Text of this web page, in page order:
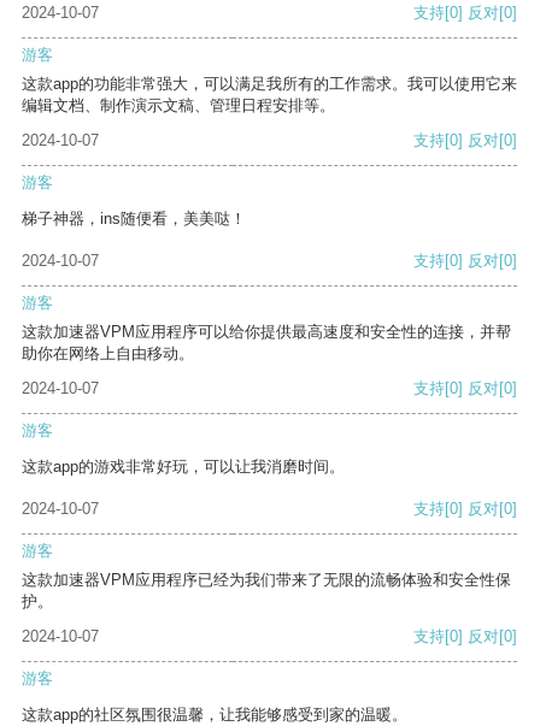
2024-10-07 支持[0] 反对[0]
游客
这款app的功能非常强大，可以满足我所有的工作需求。我可以使用它来
编辑文档、制作演示文稿、管理日程安排等。
2024-10-07
支持[0] 反对[0]
游客
梯子神器，ins随便看，美美哒！
2024-10-07 支持[0] 反对[0]
游客
这款加速器VPM应用程序可以给你提供最高速度和安全性的连接，并帮
助你在网络上自由移动。
2024-10-07
支持[0] 反对[0]
游客
这款app的游戏非常好玩，可以让我消磨时间。
2024-10-07 支持[0] 反对[0]
游客
这款加速器VPM应用程序已经为我们带来了无限的流畅体验和安全性保
护。
2024-10-07
支持[0] 反对[0]
游客
这款app的社区氛围很温馨，让我能够感受到家的温暖。